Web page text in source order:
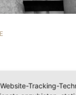
Tracking-